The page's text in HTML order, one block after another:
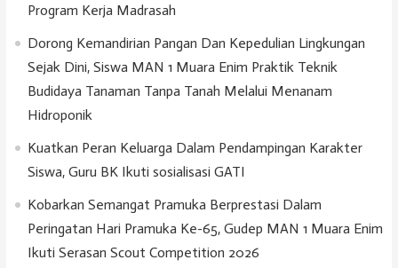
Program Kerja Madrasah
Dorong Kemandirian Pangan Dan Kepedulian Lingkungan
Sejak Dini, Siswa MAN 1 Muara Enim Praktik Teknik
Budidaya Tanaman Tanpa Tanah Melalui Menanam
Hidroponik
Kuatkan Peran Keluarga Dalam Pendampingan Karakter
Siswa, Guru BK Ikuti sosialisasi GATI
Kobarkan Semangat Pramuka Berprestasi Dalam
Peringatan Hari Pramuka Ke-65, Gudep MAN 1 Muara Enim
Ikuti Serasan Scout Competition 2026